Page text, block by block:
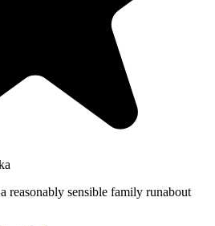
reasonably sensible family runabout